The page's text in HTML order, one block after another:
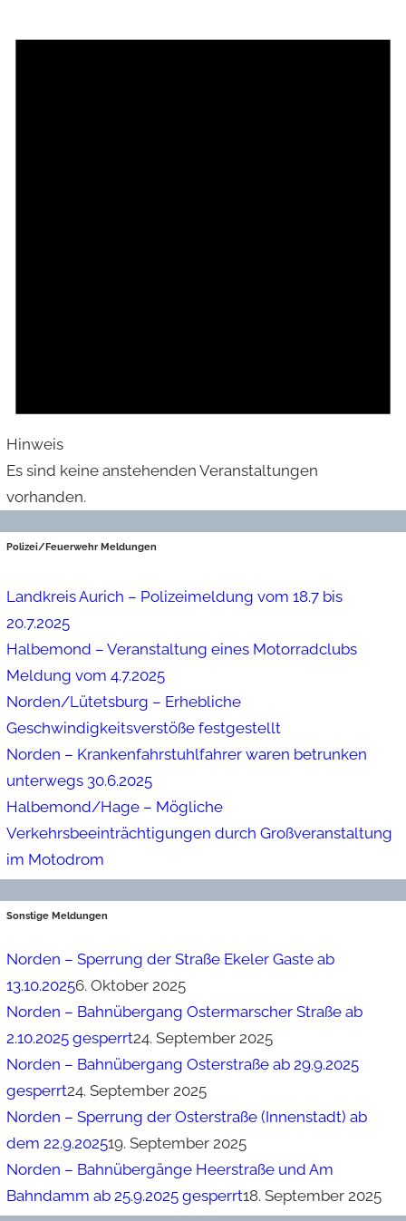
Hinweis
Es sind keine anstehenden Veranstaltungen
vorhanden.
Polizei/Feuerwehr Meldungen
Landkreis Aurich – Polizeimeldung vom 18.7 bis
20.7.2025
Halbemond – Veranstaltung eines Motorradclubs
Meldung vom 4.7.2025
Norden/Lütetsburg – Erhebliche
Geschwindigkeitsverstöße festgestellt
Norden – Krankenfahrstuhlfahrer waren betrunken
unterwegs 30.6.2025
Halbemond/Hage – Mögliche
Verkehrsbeeinträchtigungen durch Großveranstaltung
im Motodrom
Sonstige Meldungen
Norden – Sperrung der Straße Ekeler Gaste ab
13.10.20256. Oktober 2025
Norden – Bahnübergang Ostermarscher Straße ab
2.10.2025 gesperrt24. September 2025
Norden – Bahnübergang Osterstraße ab 29.9.2025
gesperrt24. September 2025
Norden – Sperrung der Osterstraße (Innenstadt) ab
dem 22.9.202519. September 2025
Norden – Bahnübergänge Heerstraße und Am
Bahndamm ab 25.9.2025 gesperrt18. September 2025